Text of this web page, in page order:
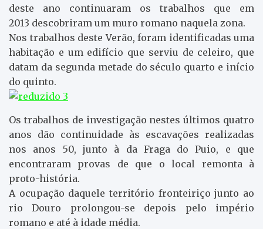
deste ano continuaram os trabalhos que em
2013 descobriram um muro romano naquela zona.
Nos trabalhos deste Verão, foram identificadas uma
habitação e um edifício que serviu de celeiro, que
datam da segunda metade do século quarto e início
do quinto.
Os trabalhos de investigação nestes últimos quatro
anos dão continuidade às escavações realizadas
nos anos 50, junto à da Fraga do Puio, e que
encontraram provas de que o local remonta à
proto-história.
A ocupação daquele território fronteiriço junto ao
rio Douro prolongou-se depois pelo império
romano e até à idade média.